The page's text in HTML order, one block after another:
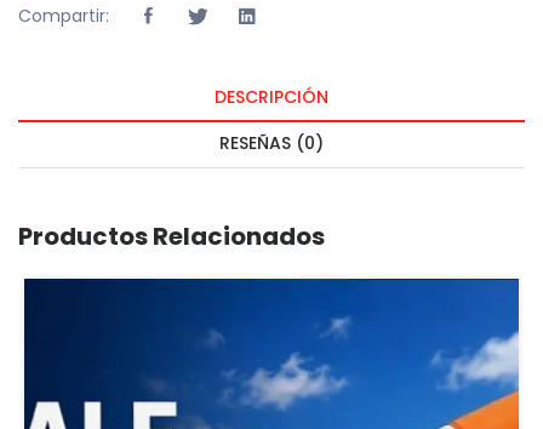
Compartir:
DESCRIPCIÓN
RESEÑAS (0)
Productos Relacionados